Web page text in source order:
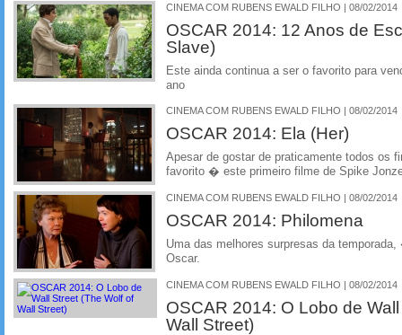
CINEMA COM RUBENS EWALD FILHO | 08/02/2014
OSCAR 2014: 12 Anos de
Slave)
Este ainda continua a ser o favorito para
ano
CINEMA COM RUBENS EWALD FILHO | 08/02/2014
OSCAR 2014: Ela (Her)
Apesar de gostar de praticamente todos os
favorito � este primeiro filme de Spike
CINEMA COM RUBENS EWALD FILHO | 08/02/2014
OSCAR 2014: Philomena
Uma das melhores surpresas da
Oscar.
CINEMA COM RUBENS EWALD FILHO | 08/02/2014
OSCAR 2014: O Lobo de
Wall Street)